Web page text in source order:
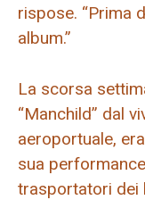
rispose. “Prima
album.”
La scorsa
“Manchild” dal
aeroportuale,
sua
trasportatori dei